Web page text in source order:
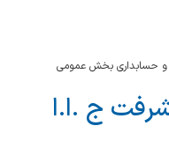
و حسابداری بخش عمومی
ج .ا.ا